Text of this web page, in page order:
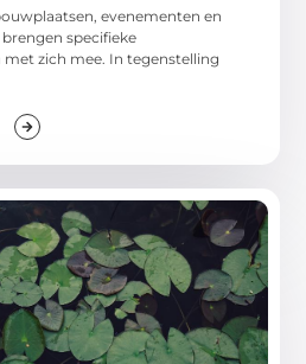
evenementen en
specifieke
zich mee. In tegenstelling